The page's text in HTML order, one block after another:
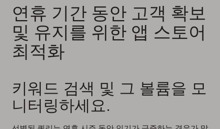
연휴 기간 동안 고객 확보
및 유지를 위한 앱 스토어
최적화
키워드 검색 및 그 볼륨을 모
니터링하세요.